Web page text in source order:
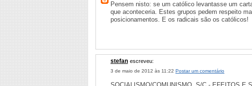
Pensem nisto: se um católico levantasse um
que aconteceria. Estes grupos pedem respeito
posicionamentos. E os radicais são os católicos!
stefan escreveu:
3 de maio de 2012 às 11:22 Postar um comentário